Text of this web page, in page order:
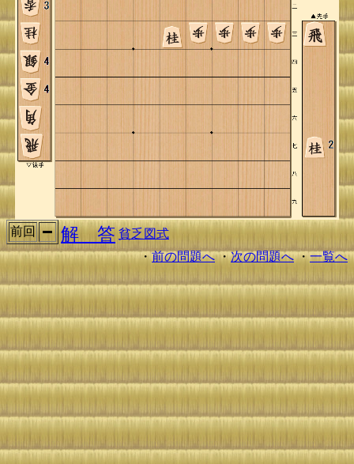
前回 解 答 貧乏図式
・前の問題へ・次の問題へ・一覧へ